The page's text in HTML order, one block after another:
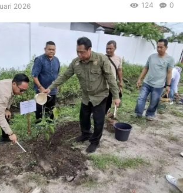
2026 0
124